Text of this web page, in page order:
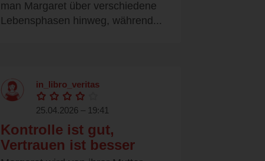
man Margaret über verschiedene
Lebensphasen hinweg, während...
in_libro_veritas
25.04.2026 – 19:41
Kontrolle ist gut,
Vertrauen ist besser